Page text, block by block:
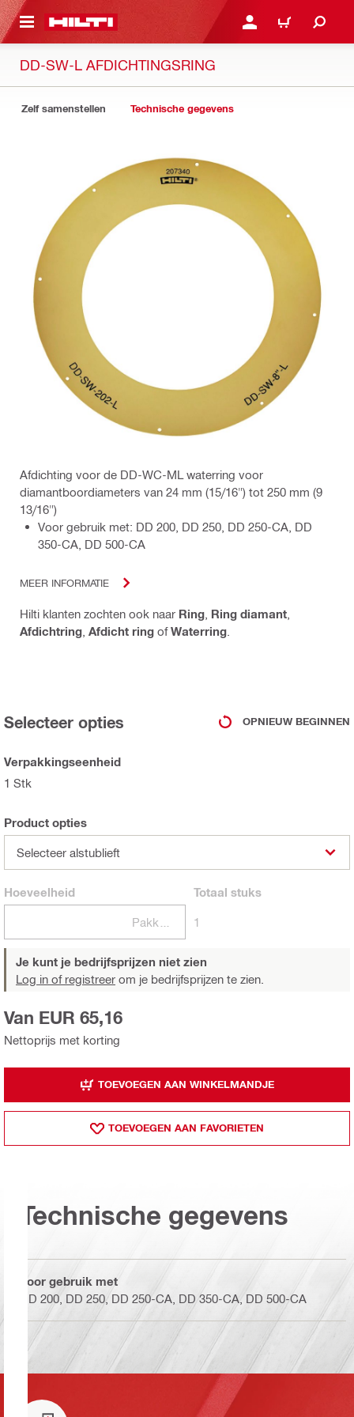
HOOFDINHOUD AANMELDEN OF
WINKELWAGEN
DD-SW-L AFDICHTINGSRING
Zelf samenstellen Technische gegevens
Afdichting voor de DD-WC-ML waterring voor
diamantboordiameters van 24 mm (15/16") tot 250 mm (9
13/16")
Voor gebruik met: DD 200, DD 250, DD 250-CA, DD
350-CA, DD 500-CA
MEER INFORMATIE
Hilti klanten zochten ook naar Ring Ring diamant
Afdichtring Afdicht ring ofWaterring
Selecteer opties OPNIEUW BEGINNEN
Verpakkingseenheid
1 Stk
Product opties
Selecteer alstublieft
Hoeveelheid Totaal stuks
1
Je kunt je bedrijfsprijzen niet zien
Log in of registreer om je bedrijfsprijzen te zien.
Nettoprijs met korting
Van EUR 65,16
TOEVOEGEN AAN WINKELMANDJE
TOEVOEGEN AAN FAVORIETEN
Technische gegevens
Voor gebruik met
DD 200, DD 250, DD 250-CA, DD 350-CA, DD 500-CA